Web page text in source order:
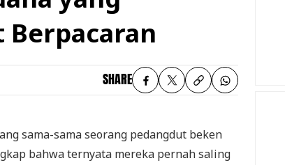
Berpacaran
SHARE
sama-sama seorang pedangdut beken
bahwa ternyata mereka pernah saling